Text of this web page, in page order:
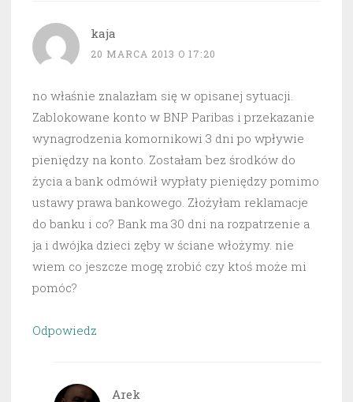
kaja
20 MARCA 2013 O 17:20
no właśnie znalazłam się w opisanej sytuacji.
Zablokowane konto w BNP Paribas i przekazanie
wynagrodzenia komornikowi 3 dni po wpływie
pieniędzy na konto. Zostałam bez środków do
życia a bank odmówił wypłaty pieniędzy pomimo
ustawy prawa bankowego. Złożyłam reklamacje
do banku i co? Bank ma 30 dni na rozpatrzenie a
ja i dwójka dzieci zęby w ściane włożymy. nie
wiem co jeszcze mogę zrobić czy ktoś może mi
pomóc?
Odpowiedz
Arek